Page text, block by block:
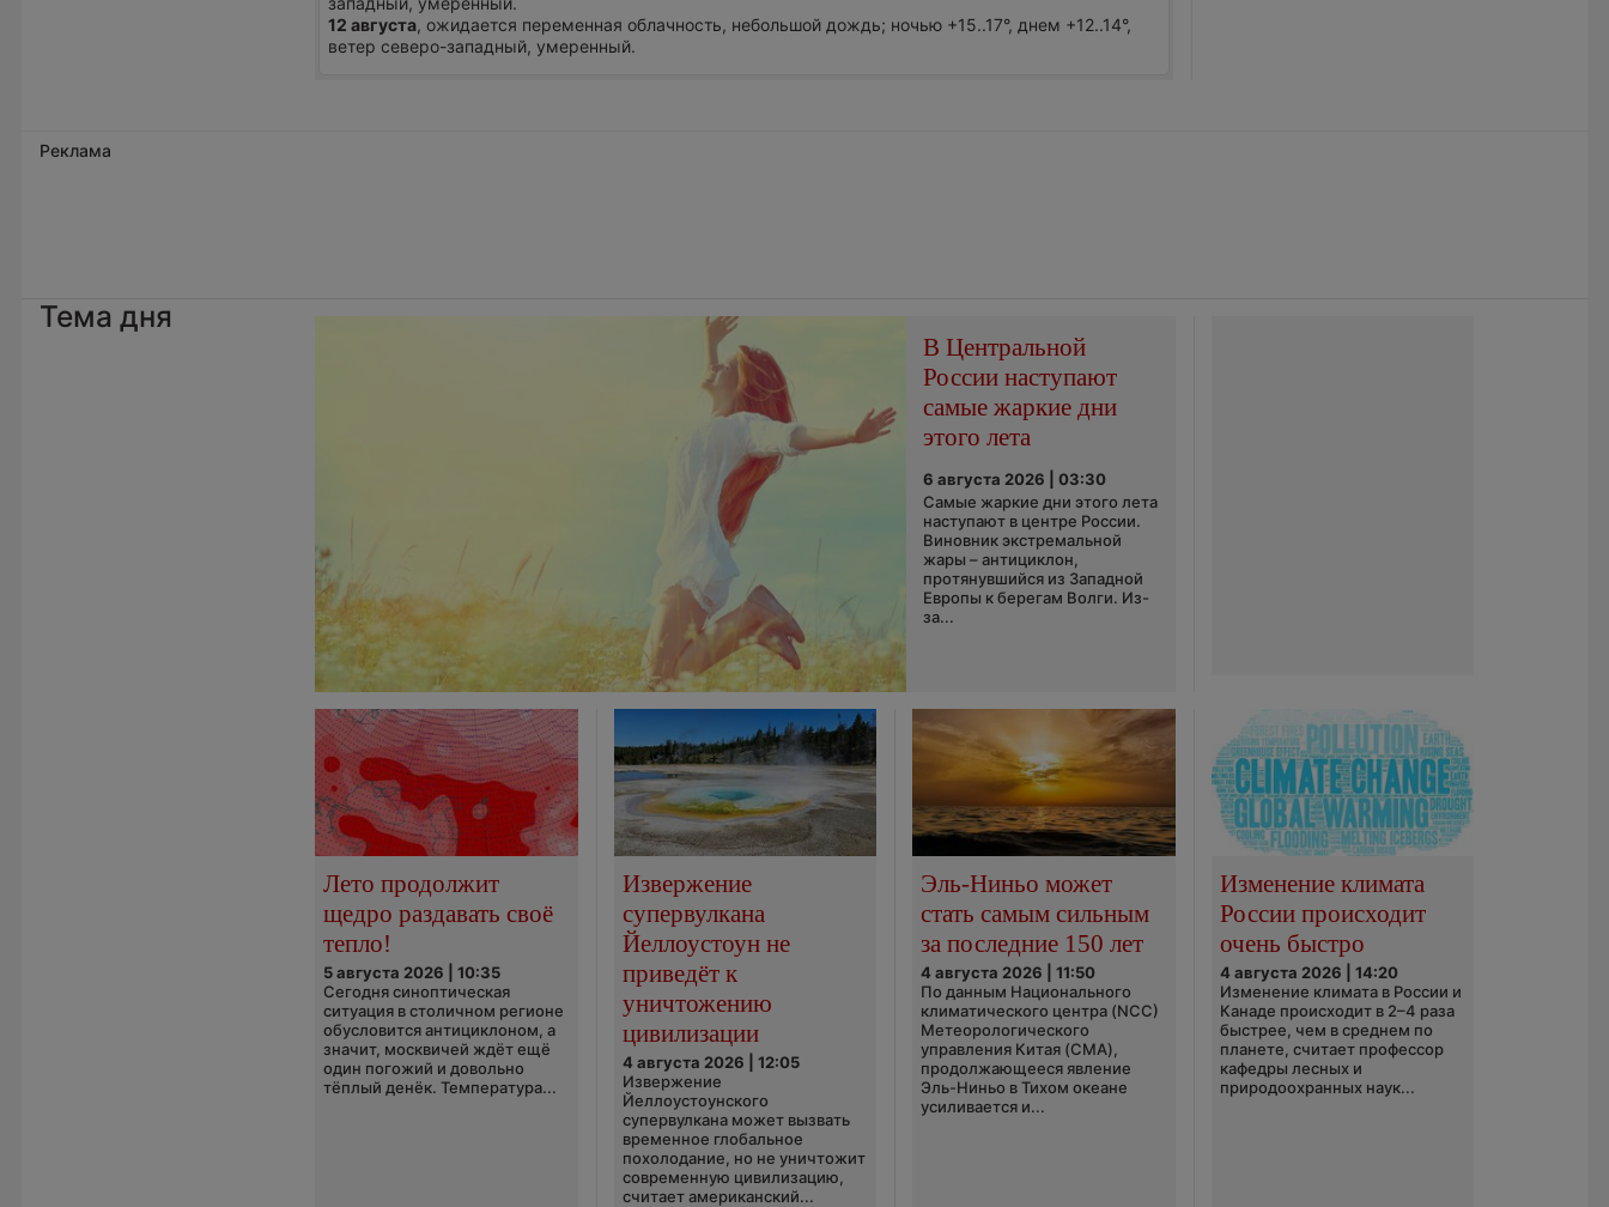
12 августа, ожидается переменная облачность, небольшой дождь; ночью +15..17°, днем +12..14°,
ветер северо-западный, умеренный.
Реклама
Тема дня
В Центральной
России наступают
самые жаркие дни
этого лета
6 августа 2026 | 03:30
Самые жаркие дни этого лета
наступают в центре России.
Виновник экстремальной
жары – антициклон,
протянувшийся из Западной
Европы к берегам Волги. Из-
за...
Лето продолжит
щедро раздавать своё
тепло!
5 августа 2026 | 10:35
Сегодня синоптическая
ситуация в столичном регионе
обусловится антициклоном, а
значит, москвичей ждёт ещё
один погожий и довольно
тёплый денёк. Температура...
Извержение
супервулкана
Йеллоустоун не
приведёт к
уничтожению
цивилизации
4 августа 2026 | 12:05
Извержение
Йеллоустоунского
супервулкана может вызвать
временное глобальное
похолодание, но не уничтожит
современную цивилизацию,
считает американский...
Эль-Ниньо может
стать самым сильным
за последние 150 лет
4 августа 2026 | 11:50
По данным Национального
климатического центра (NCC)
Метеорологического
управления Китая (CMA),
продолжающееся явление
Эль-Ниньо в Тихом океане
усиливается и...
Изменение климата
России происходит
очень быстро
4 августа 2026 | 14:20
Изменение климата в России и
Канаде происходит в 2–4 раза
быстрее, чем в среднем по
планете, считает профессор
кафедры лесных и
природоохранных наук...